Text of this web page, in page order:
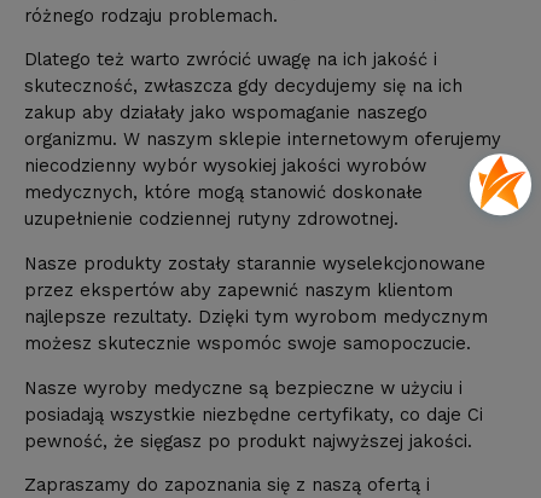
różnego rodzaju problemach.
Dlatego też warto zwrócić uwagę na ich jakość i
skuteczność, zwłaszcza gdy decydujemy się na ich
zakup aby działały jako wspomaganie naszego
organizmu. W naszym sklepie internetowym oferujemy
niecodzienny wybór wysokiej jakości wyrobów
medycznych, które mogą stanowić doskonałe
uzupełnienie codziennej rutyny zdrowotnej.
Nasze produkty zostały starannie wyselekcjonowane
przez ekspertów aby zapewnić naszym klientom
najlepsze rezultaty. Dzięki tym wyrobom medycznym
możesz skutecznie wspomóc swoje samopoczucie.
Nasze wyroby medyczne są bezpieczne w użyciu i
posiadają wszystkie niezbędne certyfikaty, co daje Ci
pewność, że sięgasz po produkt najwyższej jakości.
Zapraszamy do zapoznania się z naszą ofertą i